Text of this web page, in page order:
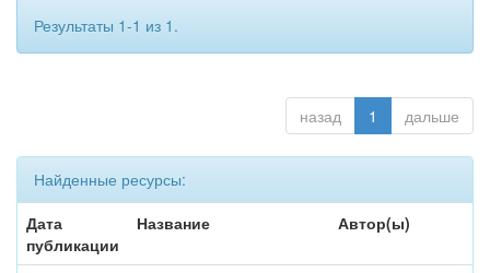
Результаты 1-1 из 1.
назад 1 дальше
Найденные ресурсы:
Дата
публикации
Название Автор(ы)